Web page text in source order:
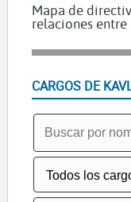
Mapa de
relaciones
CARGOS DE